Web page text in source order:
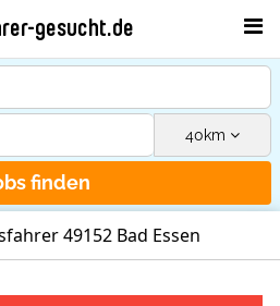
gesucht.de
40km
finden
49152 Bad Essen